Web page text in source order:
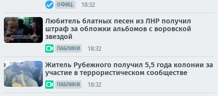
ОФИЦ. 18:32
Любитель блатных песен из ЛНР получил
штраф за обложки альбомов с воровской
звездой
ПАБЛИКИ 18:32
Житель Рубежного получил 5,5 года колонии за
участие в террористическом сообществе
ПАБЛИКИ 18:32